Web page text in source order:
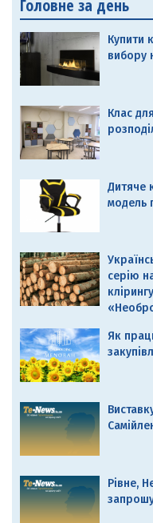
Головне за день
Купити
вибору
Клас
Дитяче
модель
серію
Як
Рівне,